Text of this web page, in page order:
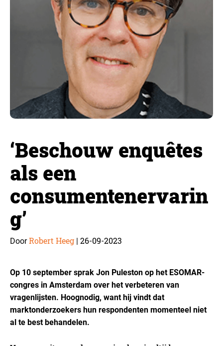
‘Beschouw enquêtes
als een
consumentenervarin
g’
DoorRobert Heeg | 26-09-2023
Op 10 september sprak Jon Puleston op het ESOMAR-
congres in Amsterdam over het verbeteren van
vragenlijsten. Hoognodig, want hij vindt dat
marktonderzoekers hun respondenten momenteel niet
al te best behandelen.